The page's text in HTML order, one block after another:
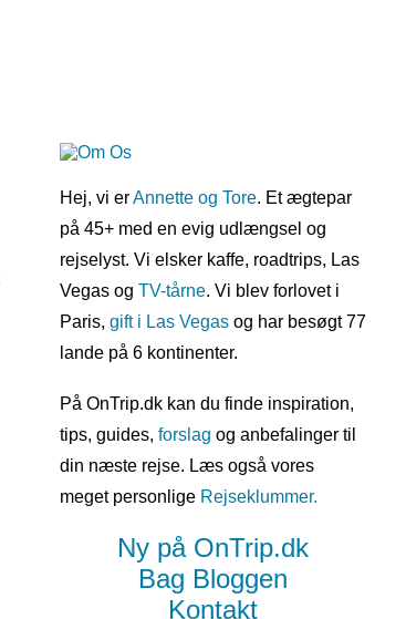
Hej, vi erAnnette og Tore. Et ægtepar
på 45+ med en evig udlængsel og
rejselyst. Vi elsker kaffe, roadtrips, Las
Vegas og TV-tårne. Vi blev forlovet i
Paris, gift i Las Vegas og har besøgt 77
lande på 6 kontinenter.
På OnTrip.dk kan du finde inspiration,
tips, guides, forslag og anbefalinger til
din næste rejse. Læs også vores
meget personlige Rejseklummer.
Ny på OnTrip.dk
Bag Bloggen
Kontakt